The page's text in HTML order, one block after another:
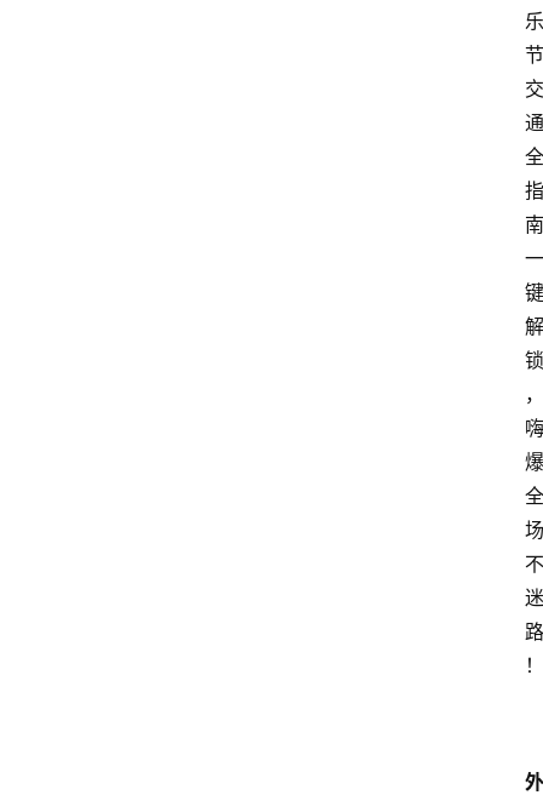
乐
节
交
通
全
指
南
一
键
解
锁
，
嗨
爆
全
场
不
迷
路
！
外